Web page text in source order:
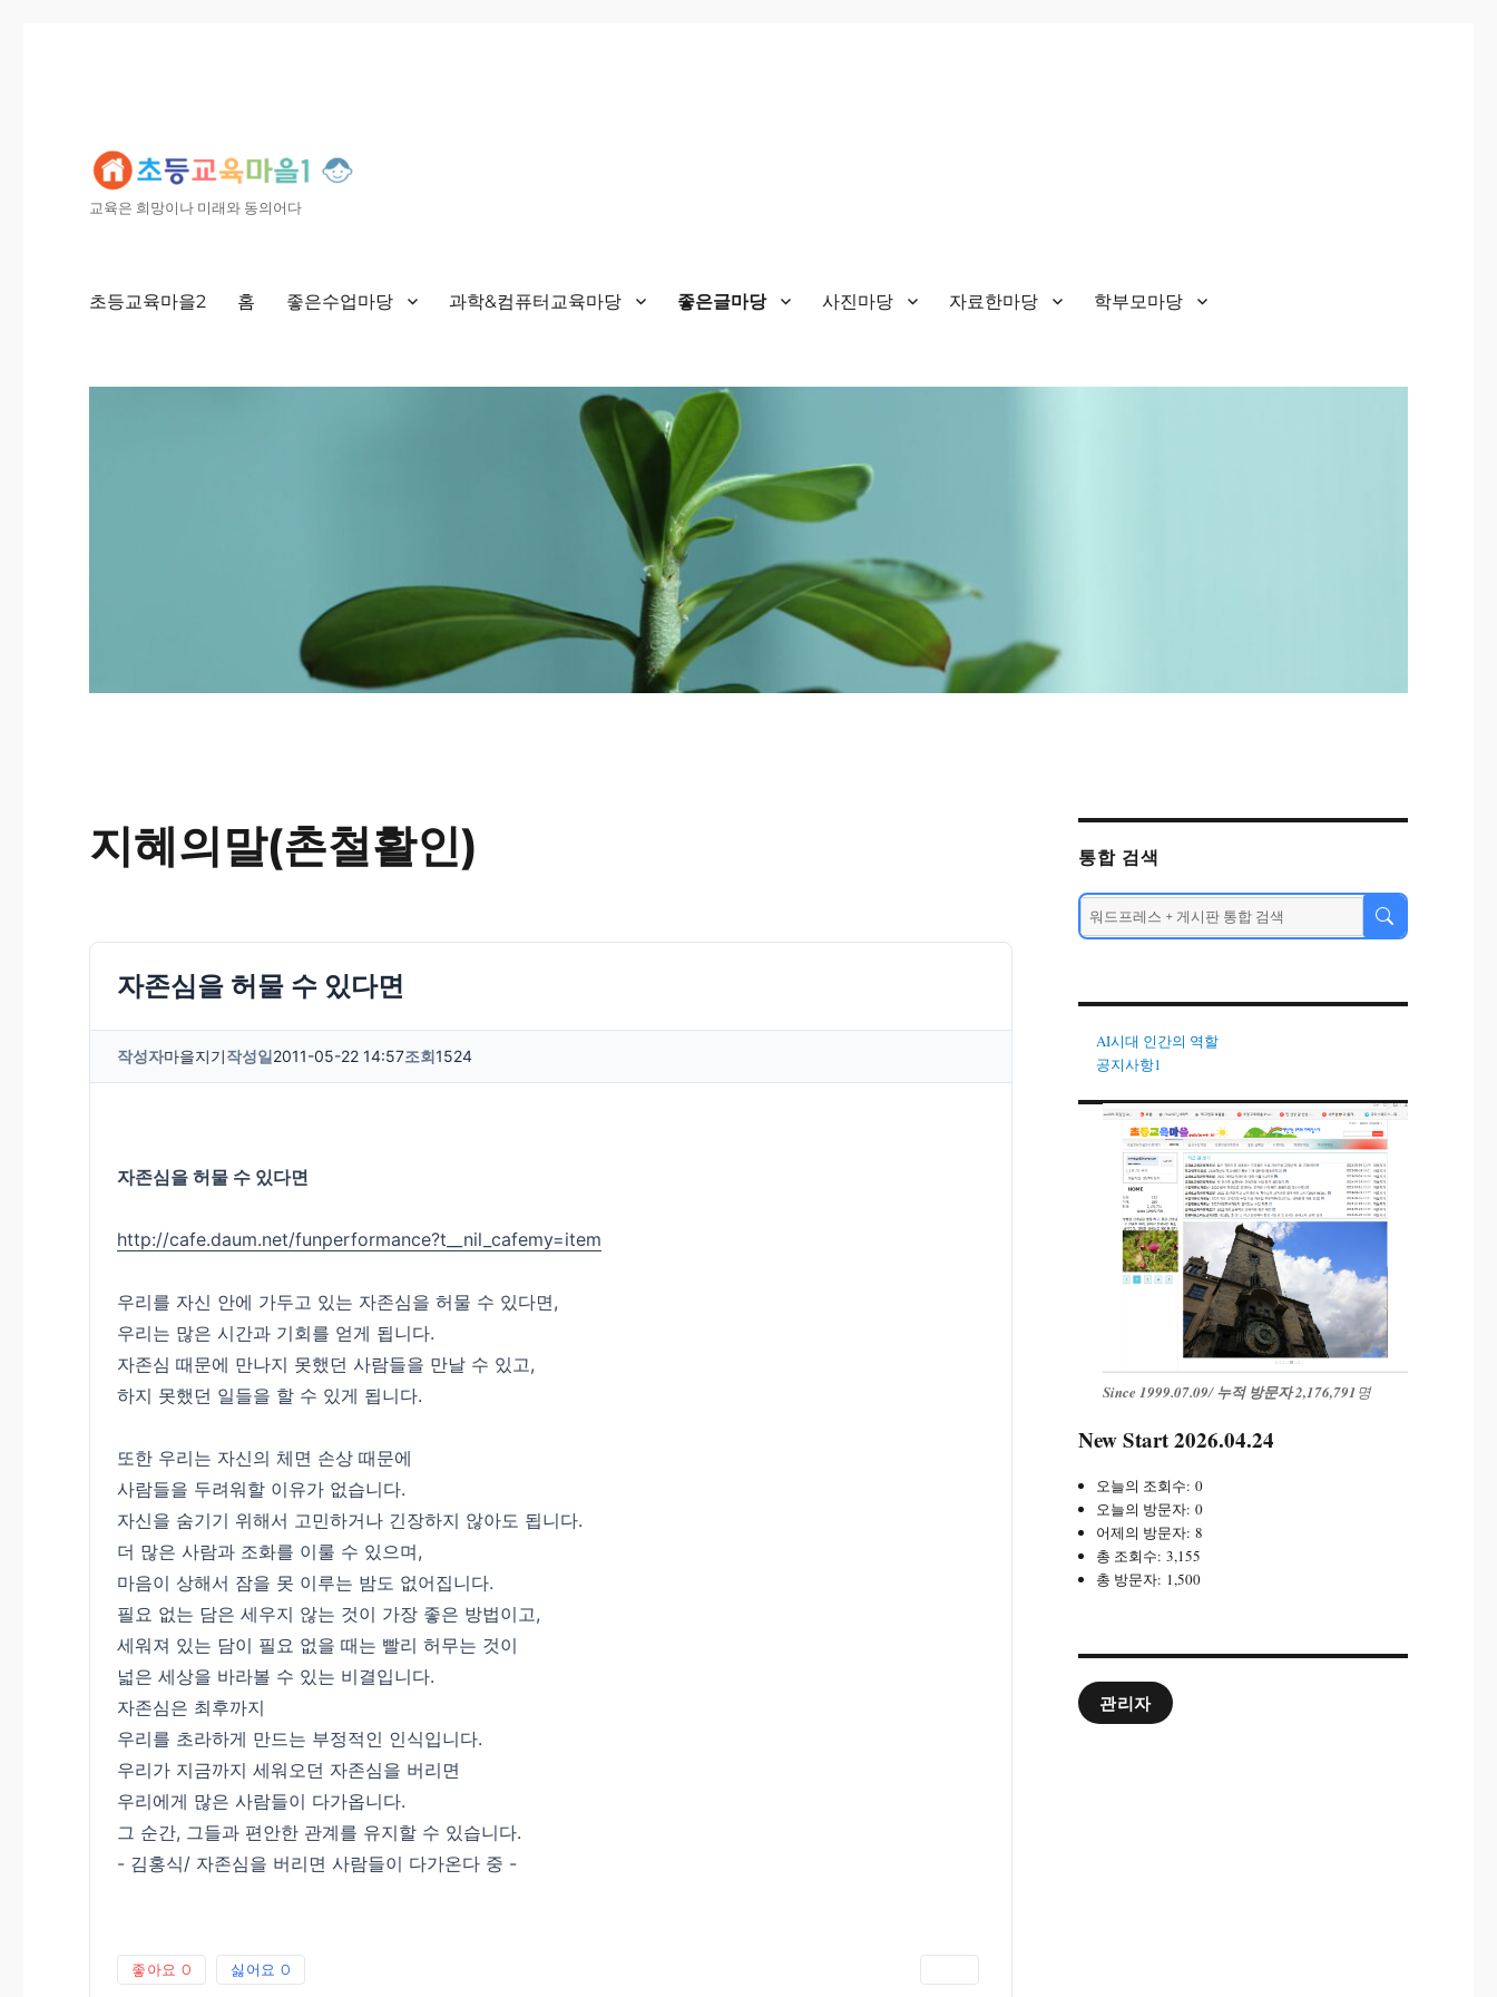
교육은 희망이나 미래와 동의어다
초등교육마을2 홈 좋은수업마당 과학&컴퓨터교육마당 좋은글마당 사진마당 자료한마당 학부모마당
지혜의말(촌철활인)
자존심을 허물 수 있다면
작성자마을지기작성일2011-05-22 14:57조회1524
자존심을 허물 수 있다면
http://cafe.daum.net/funperformance?t__nil_cafemy=item
우리를 자신 안에 가두고 있는 자존심을 허물 수 있다면,
우리는 많은 시간과 기회를 얻게 됩니다.
자존심 때문에 만나지 못했던 사람들을 만날 수 있고,
하지 못했던 일들을 할 수 있게 됩니다.
또한 우리는 자신의 체면 손상 때문에
사람들을 두려워할 이유가 없습니다.
자신을 숨기기 위해서 고민하거나 긴장하지 않아도 됩니다.
더 많은 사람과 조화를 이룰 수 있으며,
마음이 상해서 잠을 못 이루는 밤도 없어집니다.
필요 없는 담은 세우지 않는 것이 가장 좋은 방법이고,
세워져 있는 담이 필요 없을 때는 빨리 허무는 것이
넓은 세상을 바라볼 수 있는 비결입니다.
자존심은 최후까지
우리를 초라하게 만드는 부정적인 인식입니다.
우리가 지금까지 세워오던 자존심을 버리면
우리에게 많은 사람들이 다가옵니다.
그 순간, 그들과 편안한 관계를 유지할 수 있습니다.
- 김홍식/ 자존심을 버리면 사람들이 다가온다 중 -
좋아요 0 싫어요 0
통합 검색
AI시대 인간의 역할
공지사항1
Since 1999.07.09/누적 방문자 2,176,791명
New Start 2026.04.24
오늘의 조회수:0
오늘의 방문자:0
어제의 방문자:8
총 조회수:3,155
총 방문자: 1,500
관리자